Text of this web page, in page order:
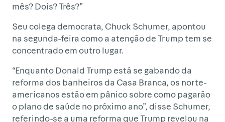
mês? Dois? Três?”
Seu colega democrata, Chuck Schumer, apontou
na segunda-feira como a atenção de Trump tem se
concentrado em outro lugar.
“Enquanto Donald Trump está se gabando da
reforma dos banheiros da Casa Branca, os norte-
americanos estão em pânico sobre como pagarão
o plano de saúde no próximo ano”, disse Schumer,
referindo-se a uma reforma que Trump revelou na